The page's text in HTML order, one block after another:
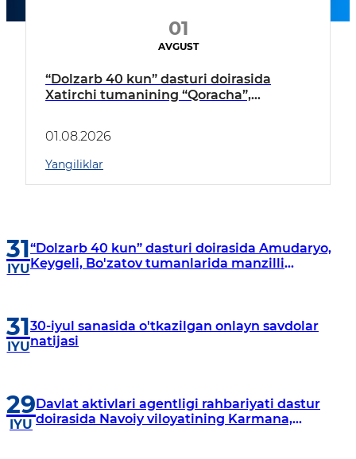
01
AVGUST
“Dolzarb 40 kun” dasturi doirasida
Xatirchi tumanining “Qoracha”,
borildi
01.08.2026
Yangiliklar
31
IYU
“Dolzarb 40 kun” dasturi doirasida Amudaryo,
Keygeli, Bo'zatov tumanlarida manzilli
31
IYU
30-iyul sanasida o'tkazilgan onlayn savdolar
natijasi
29
IYU
Davlat aktivlari agentligi rahbariyati dastur
doirasida Navoiy viloyatining Karmana,